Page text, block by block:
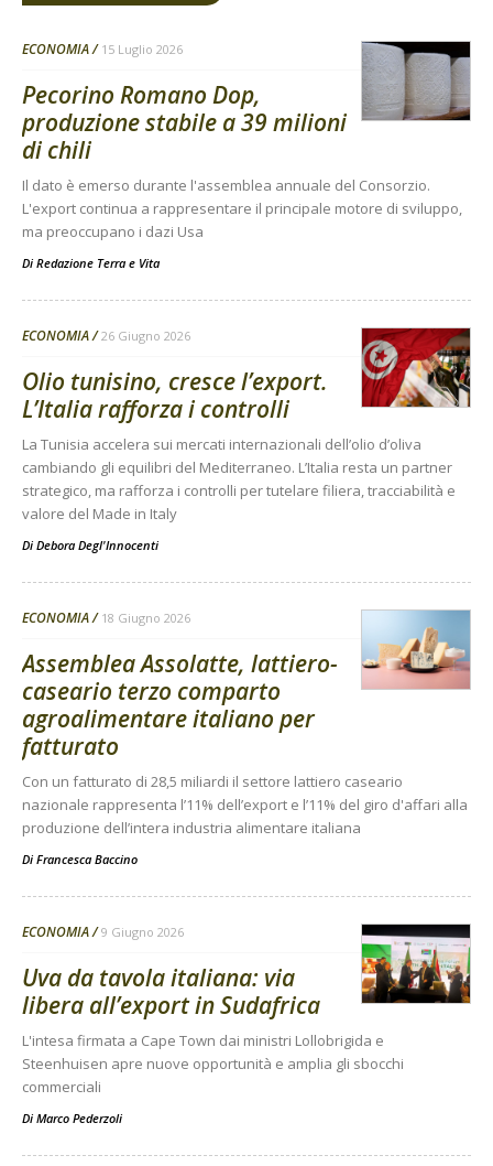
ECONOMIA 15 Luglio 2026
Pecorino Romano Dop,
produzione stabile a 39 milioni
di chili
Il dato è emerso durante l'assemblea annuale del Consorzio.
L'export continua a rappresentare il principale motore di sviluppo,
ma preoccupano i dazi Usa
Di Redazione Terra e Vita
ECONOMIA 26 Giugno 2026
Olio tunisino, cresce l’export.
L’Italia rafforza i controlli
La Tunisia accelera sui mercati internazionali dell’olio d’oliva
cambiando gli equilibri del Mediterraneo. L’Italia resta un partner
strategico, ma rafforza i controlli per tutelare filiera, tracciabilità e
valore del Made in Italy
Di Debora Degl'Innocenti
ECONOMIA 18 Giugno 2026
Assemblea Assolatte, lattiero-
caseario terzo comparto
agroalimentare italiano per
fatturato
Con un fatturato di 28,5 miliardi il settore lattiero caseario
nazionale rappresenta l’11% dell’export e l’11% del giro d'affari alla
produzione dell’intera industria alimentare italiana
Di Francesca Baccino
ECONOMIA 9 Giugno 2026
Uva da tavola italiana: via
libera all’export in Sudafrica
L'intesa firmata a Cape Town dai ministri Lollobrigida e
Steenhuisen apre nuove opportunità e amplia gli sbocchi
commerciali
Di Marco Pederzoli